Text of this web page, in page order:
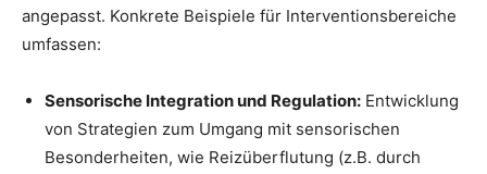
angepasst. Konkrete Beispiele für Interventionsbereiche
umfassen:
Sensorische Integration und Regulation: Entwicklung
von Strategien zum Umgang mit sensorischen
Besonderheiten, wie Reizüberflutung (z.B. durch